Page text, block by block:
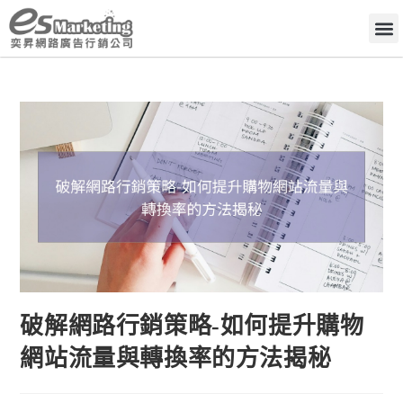
破解網路行銷策略-如何提升購物
網站流量與轉換率的方法揭秘